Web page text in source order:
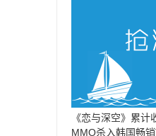
《恋与深空》累
MMO杀入韩国畅